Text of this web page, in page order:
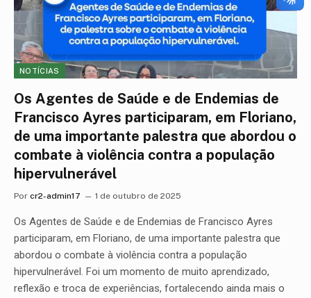
NOTÍCIAS
Os Agentes de Saúde e de Endemias de
Francisco Ayres participaram, em Floriano,
de uma importante palestra que abordou o
combate à violência contra a população
hipervulnerável
Por cr2-admin17 1 de outubro de 2025
Os Agentes de Saúde e de Endemias de Francisco Ayres
participaram, em Floriano, de uma importante palestra que
abordou o combate à violência contra a população
hipervulnerável. Foi um momento de muito aprendizado,
reflexão e troca de experiências, fortalecendo ainda mais o